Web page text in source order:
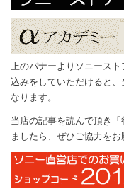
上のバナーよりソニース
込みをしていただけると
なります。
当店の記事を読んで頂き
ましたら、ぜひご協力をお